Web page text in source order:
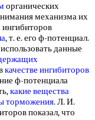
органических
механизма их
ингибиторов
, т. е. его ф-потенциал.
данные
качестве ингибиторов
ф-потенциала
какие вещества
торможения. Л. И.
показал, что